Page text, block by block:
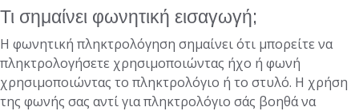
Τι σημαίνει φωνητική εισαγωγή;
Η φωνητική πληκτρολόγηση σημαίνει ότι μπορείτε να
πληκτρολογήσετε χρησιμοποιώντας ήχο ή φωνή
χρησιμοποιώντας το πληκτρολόγιο ή το στυλό. Η χρήση
της φωνής σας αντί για πληκτρολόγιο σάς βοηθά να